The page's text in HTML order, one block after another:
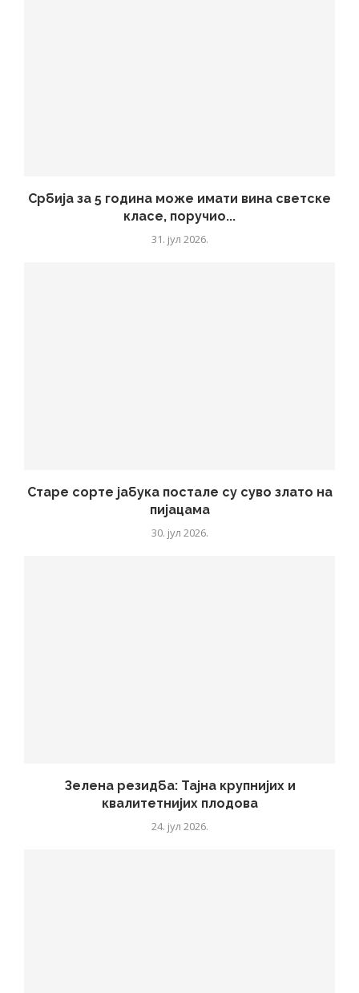
Србија за 5 година може имати вина светске
класе, поручио...
31. јул 2026.
Старе сорте јабука постале су суво злато на
пијацама
30. јул 2026.
Зелена резидба: Тајна крупнијих и
квалитетнијих плодова
24. јул 2026.